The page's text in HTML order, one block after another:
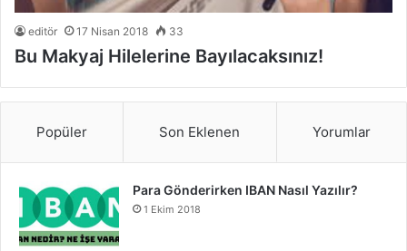
editör 17 Nisan 2018 33
Bu Makyaj Hilelerine Bayılacaksınız!
Popüler Son Eklenen Yorumlar
Para Gönderirken IBAN Nasıl Yazılır?
1 Ekim 2018